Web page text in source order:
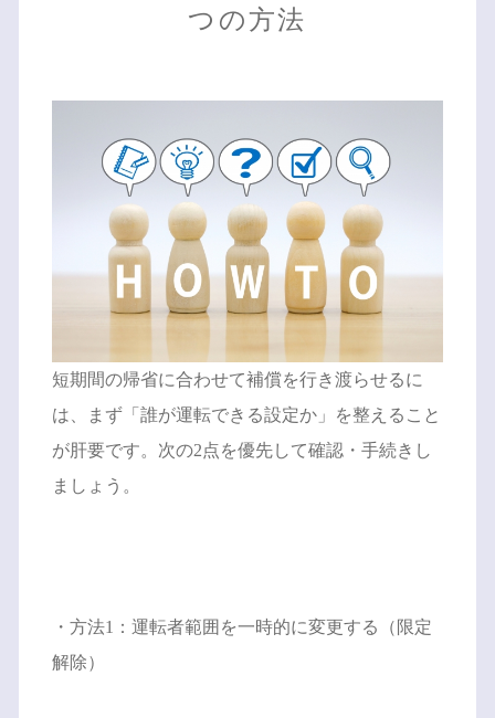
つの方法
短期間の帰省に合わせて補償を行き渡らせるに
は、まず「誰が運転できる設定か」を整えること
が肝要です。次の2点を優先して確認・手続きし
ましょう。
・方法1：運転者範囲を一時的に変更する（限定
解除）